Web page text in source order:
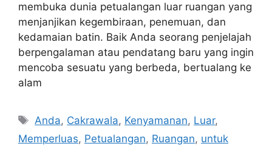
membuka dunia petualangan luar ruangan yang
menjanjikan kegembiraan, penemuan, dan
kedamaian batin. Baik Anda seorang penjelajah
berpengalaman atau pendatang baru yang ingin
mencoba sesuatu yang berbeda, bertualang ke
alam
Tags
Anda, Cakrawala, Kenyamanan, Luar,
Memperluas, Petualangan, Ruangan, untuk